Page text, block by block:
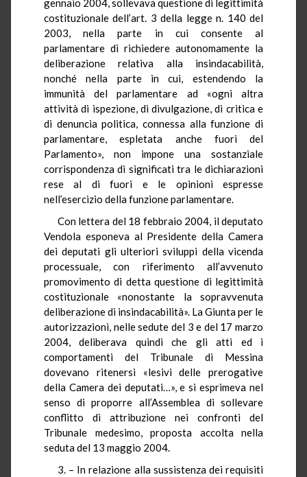
gennaio 2004, sollevava questione di legittimità
costituzionale dell’art. 3 della legge n. 140 del
2003, nella parte in cui consente al
parlamentare di richiedere autonomamente la
deliberazione relativa alla insindacabilità,
nonché nella parte in cui, estendendo la
immunità del parlamentare ad «ogni altra
attività di ispezione, di divulgazione, di critica e
di denuncia politica, connessa alla funzione di
parlamentare, espletata anche fuori del
Parlamento», non impone una sostanziale
corrispondenza di significati tra le dichiarazioni
rese al di fuori e le opinioni espresse
nell’esercizio della funzione parlamentare.
Con lettera del 18 febbraio 2004, il deputato
Vendola esponeva al Presidente della Camera
dei deputati gli ulteriori sviluppi della vicenda
processuale, con riferimento all’avvenuto
promovimento di detta questione di legittimità
costituzionale «nonostante la sopravvenuta
deliberazione di insindacabilità». La Giunta per le
autorizzazioni, nelle sedute del 3 e del 17 marzo
2004, deliberava quindi che gli atti ed i
comportamenti del Tribunale di Messina
dovevano ritenersi «lesivi delle prerogative
della Camera dei deputati…», e si esprimeva nel
senso di proporre all’Assemblea di sollevare
conflitto di attribuzione nei confronti del
Tribunale medesimo, proposta accolta nella
seduta del 13 maggio 2004.
3. – In relazione alla sussistenza dei requisiti